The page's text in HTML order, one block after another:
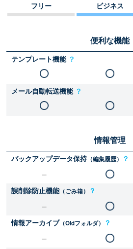
フリー ビジネス
便利な機能
テンプレート機能 ？
メール自動転送機能 ？
情報管理
バックアップデータ保持（編集履歴） ？
誤削除防止機能（ごみ箱） ？
情報アーカイブ（Oldフォルダ） ？